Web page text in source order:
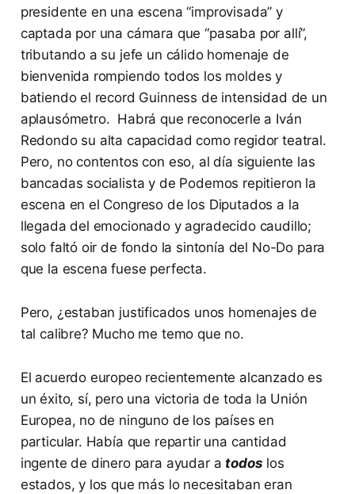
presidente en una escena “improvisada” y
captada por una cámara que “pasaba por allí”,
tributando a su jefe un cálido homenaje de
bienvenida rompiendo todos los moldes y
batiendo el record Guinness de intensidad de un
aplausómetro. Habrá que reconocerle a Iván
Redondo su alta capacidad como regidor teatral.
Pero, no contentos con eso, al día siguiente las
bancadas socialista y de Podemos repitieron la
escena en el Congreso de los Diputados a la
llegada del emocionado y agradecido caudillo;
solo faltó oir de fondo la sintonía del No-Do para
que la escena fuese perfecta.
Pero, ¿estaban justificados unos homenajes de
tal calibre? Mucho me temo que no.
El acuerdo europeo recientemente alcanzado es
un éxito, sí, pero una victoria de toda la Unión
Europea, no de ninguno de los países en
particular. Había que repartir una cantidad
ingente de dinero para ayudar a todos los
estados, y los que más lo necesitaban eran